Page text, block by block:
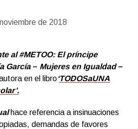
de 2018
al #METOO: El príncipe
García– Mujeres en Igualdad–
en el libro‘TODOSaUNA
hace referencia a insinuaciones
demandas de favores